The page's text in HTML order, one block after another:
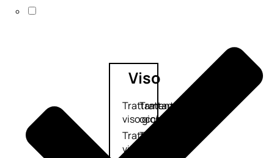
Viso
Trattamento
viso giorno
Trattamento
viso notte
Trattamento
occhi
Trattamento